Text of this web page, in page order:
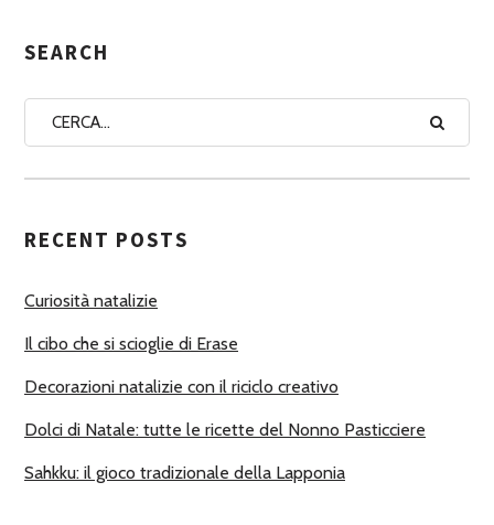
G
A
U
O
I
SEARCH
RECENT POSTS
Curiosità natalizie
Il cibo che si scioglie di Erase
Decorazioni natalizie con il riciclo creativo
Dolci di Natale: tutte le ricette del Nonno Pasticciere
Sahkku: il gioco tradizionale della Lapponia